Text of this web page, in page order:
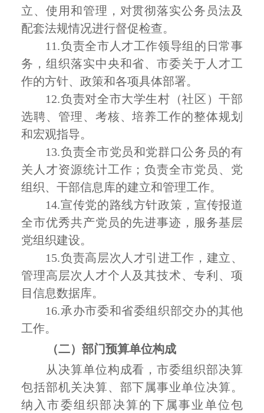
立、使用和管理，对贯彻落实公务员法及
配套法规情况进行督促检查。
11.负责全市人才工作领导组的日常事
务，组织落实中央和省、市委关于人才工
作的方针、政策和各项具体部署。
12.负责对全市大学生村（社区）干部
选聘、管理、考核、培养工作的整体规划
和宏观指导。
13.负责全市党员和党群口公务员的有
关人才资源统计工作；负责全市党员、党
组织、干部信息库的建立和管理工作。
14.宣传党的路线方针政策，宣传报道
全市优秀共产党员的先进事迹，服务基层
党组织建设。
15.负责高层次人才引进工作，建立、
管理高层次人才个人及其技术、专利、项
目信息数据库。
16.承办市委和省委组织部交办的其他
工作。
（二）部门预算单位构成
从决算单位构成看，市委组织部决算
包括部机关决算、部下属事业单位决算。
纳入市委组织部决算的下属事业单位包